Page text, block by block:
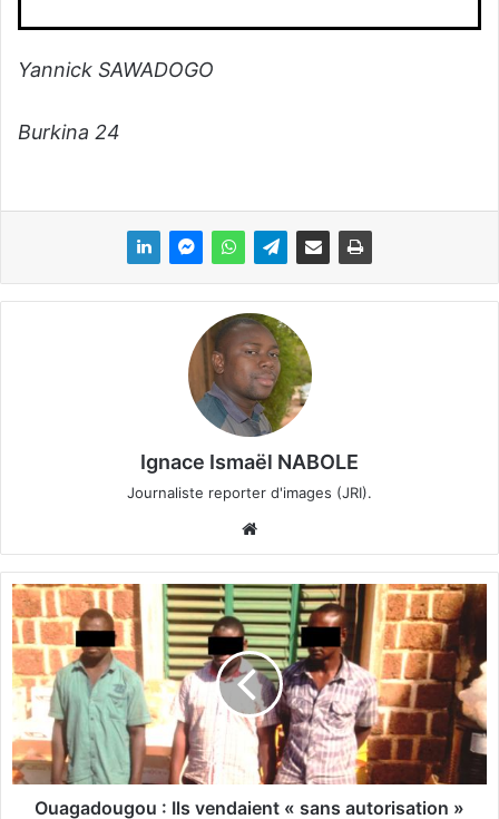
Yannick SAWADOGO
Burkina 24
Ignace Ismaël NABOLE
Journaliste reporter d'images (JRI).
bsi
te
O
u
a
g
a
o
u
g
Ouagadougou : Ils vendaient « sans autorisation »